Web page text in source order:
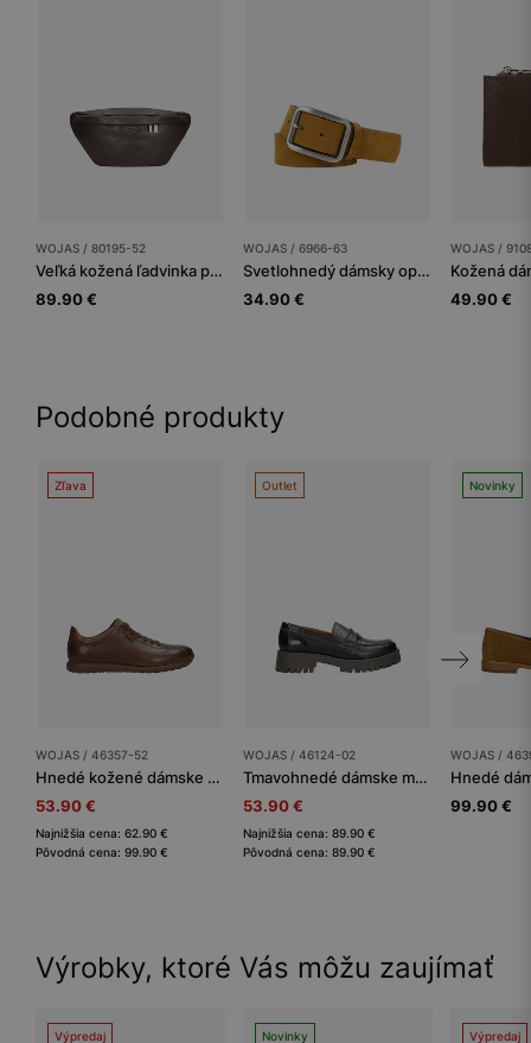
WOJAS / 80195-52
Veľká kožená ľadvinka pre dámy v čokoládovom odtieni hnedej
89.90 €
WOJAS / 6966-63
Svetlohnedý dámsky opasok so striebornou spônou
34.90 €
WOJAS /
49.90 €
Podobné produkty
Zľava
WOJAS / 46357-52
Hnedé kožené dámske tenisky
53.90 €
Najnižšia cena: 62.90 €
Pôvodná cena: 99.90 €
Outlet
WOJAS / 46124-02
Tmavohnedé dámske mokasíny na vysokej podrážke
53.90 €
Najnižšia cena: 89.90 €
Pôvodná cena: 89.90 €
Novinky
WOJAS /
99.90 €
Výrobky, ktoré Vás môžu zaujímať
Výpredaj Novinky Výpredaj